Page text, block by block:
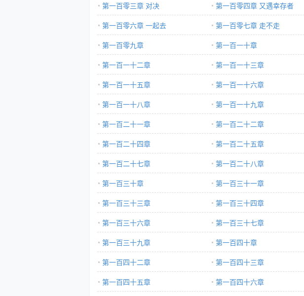
第一百零三章 对决
第一百零四章 又遇幸存者
第一百零六章 一起去
第一百零七章 走不走
第一百零九章
第一百一十章
第一百一十二章
第一百一十三章
第一百一十五章
第一百一十六章
第一百一十八章
第一百一十九章
第一百二十一章
第一百二十二章
第一百二十四章
第一百二十五章
第一百二十七章
第一百二十八章
第一百三十章
第一百三十一章
第一百三十三章
第一百三十四章
第一百三十六章
第一百三十七章
第一百三十九章
第一百四十章
第一百四十二章
第一百四十三章
第一百四十五章
第一百四十六章